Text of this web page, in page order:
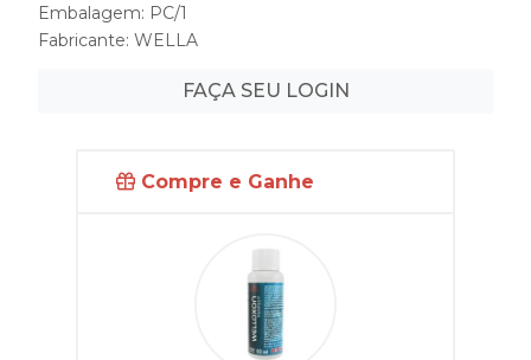
Embalagem: PC/1
Fabricante: WELLA
FAÇA SEU LOGIN
Compre e Ganhe